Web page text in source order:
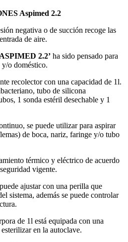
Aspimed 2.2
negativa o de succión recoge las
de aire.
2.2’ ha sido pensado para
o doméstico.
recolector con una capacidad de 1l.
tubo de silicona
1 sonda estéril desechable y 1
se puede utilizar para aspirar
de boca, nariz, faringe y/o tubo
térmico y eléctrico de acuerdo
vigente.
ajustar con una perilla que
sistema, además se puede controlar
de 1l está equipada con una
en la autoclave.